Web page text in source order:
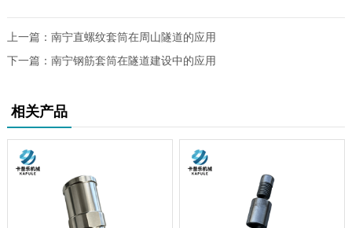
上一篇： 南宁直螺纹套筒在周山隧道的应用
下一篇： 南宁钢筋套筒在隧道建设中的应用
相关产品